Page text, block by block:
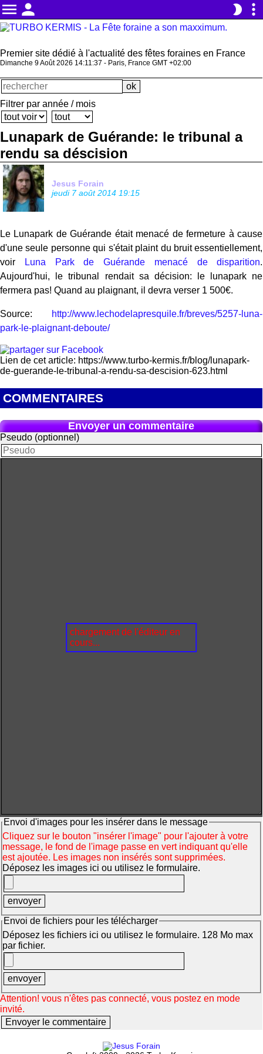
menu person brightness_2 more_vert
Premier site dédié à l'actualité des fêtes foraines en France
Dimanche 9 Août 2026 14:11:37 - Paris, France GMT +02:00
Filtrer par année / mois
Lunapark de Guérande: le tribunal a
rendu sa déscision
Jesus Forain
jeudi 7 août 2014 19:15
Le Lunapark de Guérande était menacé de fermeture à cause
d'une seule personne qui s'était plaint du bruit essentiellement,
voir
Luna Park de Guérande menacé de disparition.
Aujourd'hui, le tribunal rendait sa décision: le lunapark ne
fermera pas! Quand au plaignant, il devra verser 1 500€.
Source: http://www.lechodelapresquile.fr/breves/5257-luna-
park-le-plaignant-deboute/
Lien de cet article: https://www.turbo-kermis.fr/blog/lunapark-
de-guerande-le-tribunal-a-rendu-sa-descision-623.html
COMMENTAIRES
Envoyer un commentaire
Pseudo (optionnel)
chargement de l'éditeur en
cours...
Envoi d'images pour les insérer dans le message
Cliquez sur le bouton "insérer l'image" pour l'ajouter à votre
message, le fond de l'image passe en vert indiquant qu'elle
est ajoutée. Les images non insérés sont supprimées.
Déposez les images ici ou utilisez le formulaire.
Envoi de fichiers pour les télécharger
Déposez les fichiers ici ou utilisez le formulaire. 128 Mo max
par fichier.
Attention! vous n'êtes pas connecté, vous postez en mode
invité.